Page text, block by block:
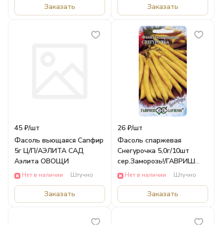
Заказать Заказать
45 ₽/шт
Фасоль вьющаяся Сапфир
5г Ц/П/АЭЛИТА САД
Аэлита ОВОЩИ
Нет в наличии Штучно
Заказать
26 ₽/шт
Фасоль спаржевая
Снегурочка 5,0г/10шт
сер.Заморозь!/ГАВРИШ
САД Гавриш ОВОЩИ
Нет в наличии Штучно
Заказать